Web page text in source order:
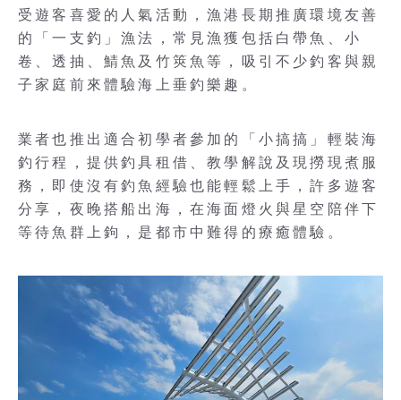
受遊客喜愛的人氣活動，漁港長期推廣環境友善
的「一支釣」漁法，常見漁獲包括白帶魚、小
卷、透抽、鯖魚及竹筴魚等，吸引不少釣客與親
子家庭前來體驗海上垂釣樂趣。
業者也推出適合初學者參加的「小搞搞」輕裝海
釣行程，提供釣具租借、教學解說及現撈現煮服
務，即使沒有釣魚經驗也能輕鬆上手，許多遊客
分享，夜晚搭船出海，在海面燈火與星空陪伴下
等待魚群上鉤，是都市中難得的療癒體驗。